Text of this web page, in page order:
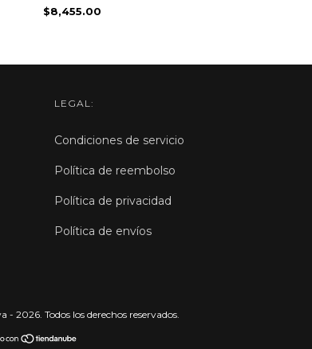
$8,455.00
LEGAL:
Condiciones de servicio
Política de reembolso
Política de privacidad
Política de envíos
2026. Todos los derechos reservados.